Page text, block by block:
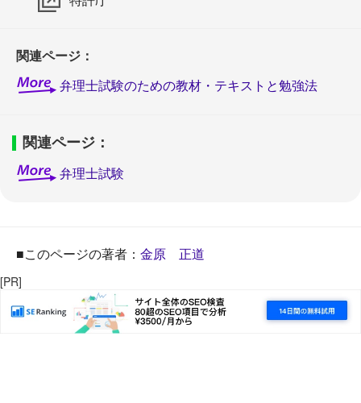
関連ページ：
弁理士試験のための教材・テキストと勉強法
関連ページ：
弁理士試験
■このページの著者： 金原 正道
[PR]